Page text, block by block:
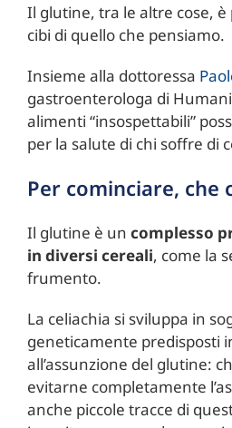
Il glutine, tra le altre cose,
cibi di quello che pensiamo.
Insieme alla dottoressa
gastroenterologa di
alimenti “insospettabili”
per la salute di chi soffre di
Per cominciare, che
Il glutine è un complesso
in diversi cereali, come la
frumento.
La celiachia si sviluppa in
geneticamente predisposti
all’assunzione del glutine:
evitarne completamente
anche piccole tracce di